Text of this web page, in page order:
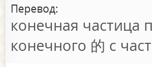
Перевод:
конечная
конечного 的 с